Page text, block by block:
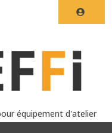
équipement d'atelier